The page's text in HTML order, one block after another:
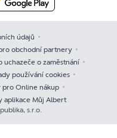
údajů
obchodní partnery
uchazeče o zaměstnání
používání cookies
pro Online nákup
aplikace Můj Albert
s.r.o.